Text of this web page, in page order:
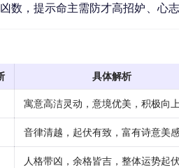
数，提示命主需防才高招妒、心志
具体解析
寓意高洁灵动，意境优美，积极向
音律清越，起伏有致，富有诗意美
人格带凶，余格皆吉，整体运势起